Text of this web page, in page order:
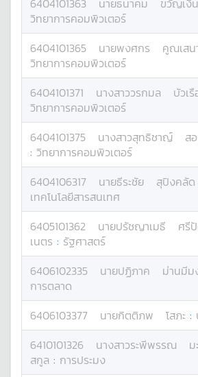
6404101363 นายธนาคม ขวัญเงิน
วิทยาการคอมพิวเตอร์
6404101365 นายพงศกร คูณเสน
วิทยาการคอมพิวเตอร์
6404101371 นางสาววรกมล บัวเ
วิทยาการคอมพิวเตอร์
6404101375 นางสาวสุทธิชาญ์
ส
: วิทยาการคอมพิวเตอร์
6404106317 นายธีระชัย สุปิงคลัด
เทคโนโลยีสารสนเทศ
6405101362 นายปรัชญาเมธี
ศรี
เนตร : รัฐศาสตร์
6406102335 นายปฏิภาค ม่านมีม
การตลาด
6406103377 นายกิตติภพ โสภะ :
6410101326
นางสาวระพีพรรณ
ม
สกูล : การประมง